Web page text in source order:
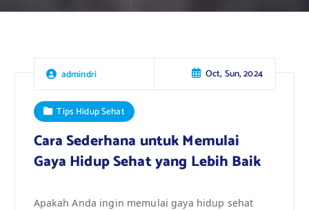
admindri Oct, Sun, 2024
Tips Hidup Sehat
Cara Sederhana untuk Memulai
Gaya Hidup Sehat yang Lebih Baik
Apakah Anda ingin memulai gaya hidup sehat